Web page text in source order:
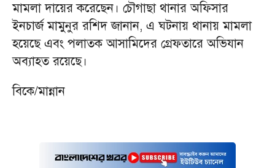
মামলা দায়ের করেছেন। চৌগাছা থানার অফিসার
ইনচার্জ মামুনুর রশিদ জানান, এ ঘটনায় থানায় মামলা
হয়েছে এবং পলাতক আসামিদের গ্রেফতারে অভিযান
অব্যাহত রয়েছে।
বিকে/মান্নান